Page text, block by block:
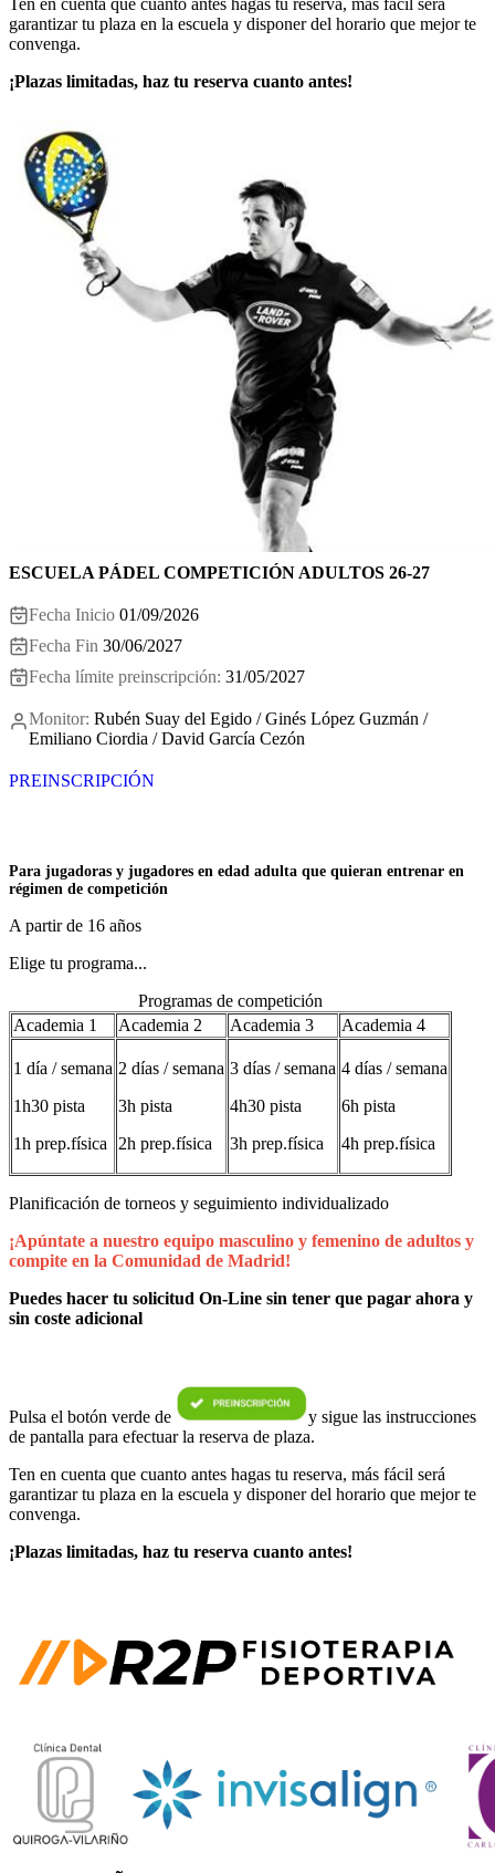
Ten en cuenta que cuanto antes hagas tu reserva, más fácil será
garantizar tu plaza en la escuela y disponer del horario que mejor te
convenga.
¡Plazas limitadas, haz tu reserva cuanto antes!
ESCUELA PÁDEL COMPETICIÓN ADULTOS 26-27
Fecha Inicio 01/09/2026
Fecha Fin 30/06/2027
Fecha límite preinscripción: 31/05/2027
Monitor: Rubén Suay del Egido / Ginés López Guzmán /
Emiliano Ciordia / David García Cezón
PREINSCRIPCIÓN
Para jugadoras y jugadores en edad adulta que quieran entrenar en
régimen de competición
A partir de 16 años
Elige tu programa...
Programas de competición
Academia 1
Academia 2 Academia 3 Academia 4
1 día / semana
1h30 pista
1h prep.física
2 días / semana
3h pista
2h prep.física
3 días / semana
4h30 pista
3h prep.física
4 días / semana
6h pista
4h prep.física
Planificación de torneos y seguimiento individualizado
¡Apúntate a nuestro equipo masculino y femenino de adultos y
compite en la Comunidad de Madrid!
Puedes hacer tu solicitud On-Line sin tener que pagar ahora y
sin coste adicional
Pulsa el botón verde de
y sigue las instrucciones
de pantalla para efectuar la reserva de plaza.
Ten en cuenta que cuanto antes hagas tu reserva, más fácil será
garantizar tu plaza en la escuela y disponer del horario que mejor te
convenga.
¡Plazas limitadas, haz tu reserva cuanto antes!